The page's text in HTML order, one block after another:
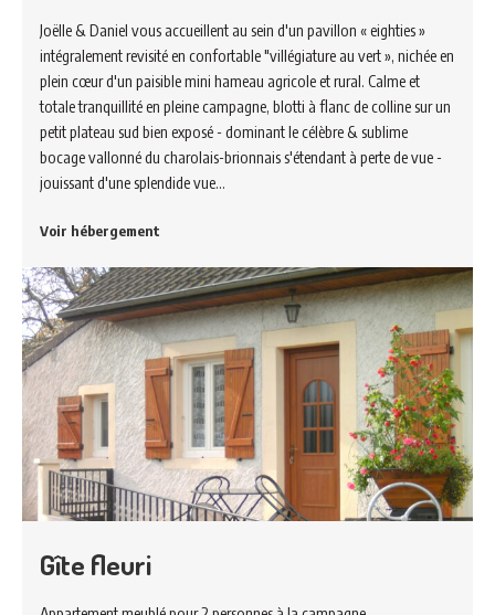
Joëlle & Daniel vous accueillent au sein d'un pavillon « eighties »
intégralement revisité en confortable "villégiature au vert », nichée en
plein cœur d'un paisible mini hameau agricole et rural. Calme et
totale tranquillité en pleine campagne, blotti à flanc de colline sur un
petit plateau sud bien exposé - dominant le célèbre & sublime
bocage vallonné du charolais-brionnais s'étendant à perte de vue -
jouissant d'une splendide vue…
Voir hébergement
Gîte fleuri